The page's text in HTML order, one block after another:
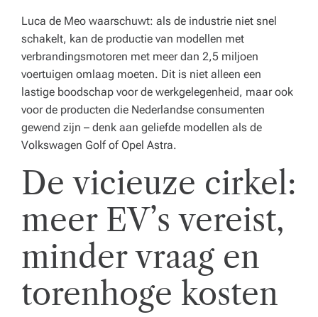
Luca de Meo waarschuwt: als de industrie niet snel
schakelt, kan de productie van modellen met
verbrandingsmotoren met meer dan 2,5 miljoen
voertuigen omlaag moeten. Dit is niet alleen een
lastige boodschap voor de werkgelegenheid, maar ook
voor de producten die Nederlandse consumenten
gewend zijn – denk aan geliefde modellen als de
Volkswagen Golf of Opel Astra.
De vicieuze cirkel:
meer EV’s vereist,
minder vraag en
torenhoge kosten